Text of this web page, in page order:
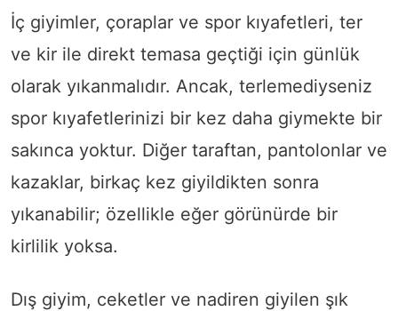
İç giyimler, çoraplar ve spor kıyafetleri, ter
ve kir ile direkt temasa geçtiği için günlük
olarak yıkanmalıdır. Ancak, terlemediyseniz
spor kıyafetlerinizi bir kez daha giymekte bir
sakınca yoktur. Diğer taraftan, pantolonlar ve
kazaklar, birkaç kez giyildikten sonra
yıkanabilir; özellikle eğer görünürde bir
kirlilik yoksa.
Dış giyim, ceketler ve nadiren giyilen şık